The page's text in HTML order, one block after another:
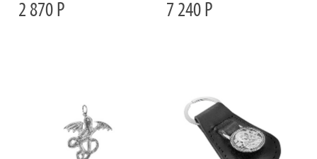
2 870 Р 7 240 Р